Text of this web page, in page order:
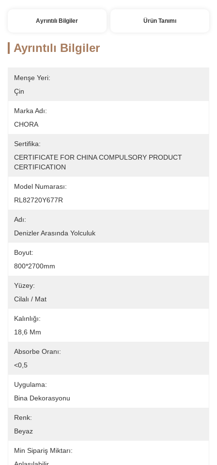
Ayrıntılı Bilgiler Ürün Tanımı
Ayrıntılı Bilgiler
Menşe Yeri:
Çin
Marka Adı:
CHORA
Sertifika:
CERTIFICATE FOR CHINA COMPULSORY PRODUCT
CERTIFICATION
Model Numarası:
RL82720Y677R
Adı:
Denizler Arasında Yolculuk
Boyut:
800*2700mm
Yüzey:
Cilalı / Mat
Kalınlığı:
18,6 Mm
Absorbe Oranı:
<0,5
Uygulama:
Bina Dekorasyonu
Renk:
Beyaz
Min Sipariş Miktarı: